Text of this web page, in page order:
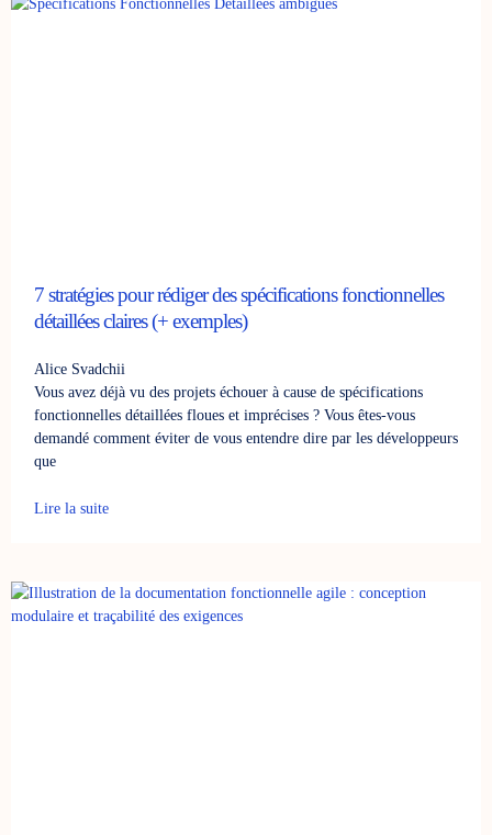
7 stratégies pour rédiger des spécifications fonctionnelles
détaillées claires (+ exemples)
Alice Svadchii
Vous avez déjà vu des projets échouer à cause de spécifications
fonctionnelles détaillées floues et imprécises ? Vous êtes-vous
demandé comment éviter de vous entendre dire par les développeurs
que
Lire la suite